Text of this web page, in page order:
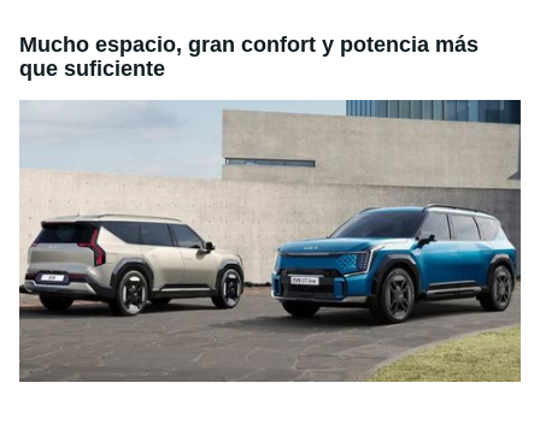
Mucho espacio, gran confort y potencia más
que suficiente